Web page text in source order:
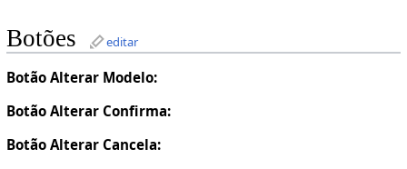
Botões editar
Botão Alterar Modelo:
Botão Alterar Confirma:
Botão Alterar Cancela: